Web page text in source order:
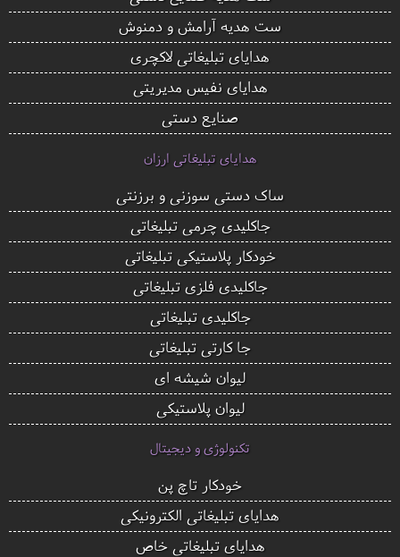
ست هدیه آرامش و دمنوش
هدایای تبلیغاتی لاکچری
هدایای نفیس مدیریتی
صنایع دستی
هدایای تبلیغاتی ارزان
ساک دستی سوزنی و برزنتی
جاکلیدی چرمی تبلیغاتی
خودکار پلاستیکی تبلیغاتی
جاکلیدی فلزی تبلیغاتی
جاکلیدی تبلیغاتی
جا کارتی تبلیغاتی
لیوان شیشه ای
لیوان پلاستیکی
تکنولوژی و دیجیتال
خودکار تاچ پن
هدایای تبلیغاتی الکترونیکی
هدایای تبلیغاتی خاص